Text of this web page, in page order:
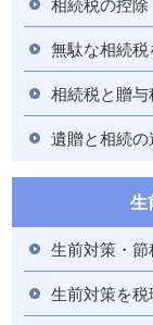
無駄な相続
相続税と贈
遺贈と相続の
生
生前対策・
生前対策を